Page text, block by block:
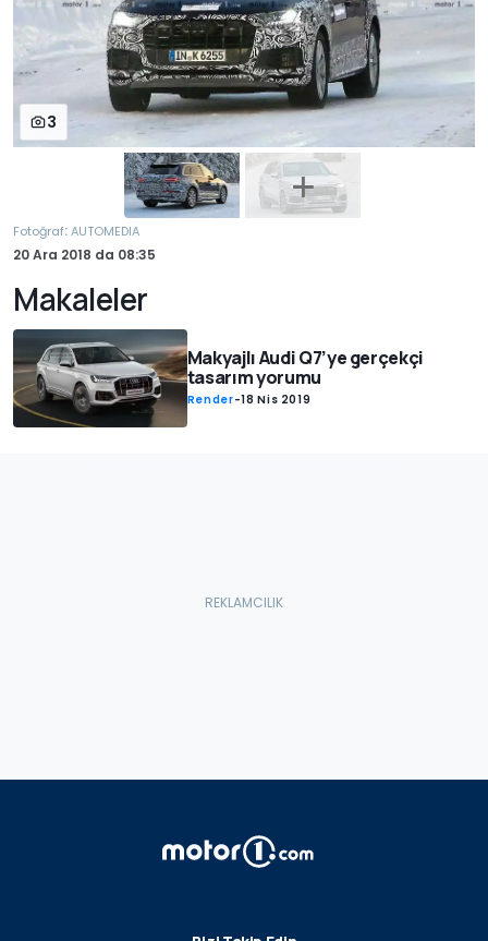
3
Fotoğraf:AUTOMEDIA
20 Ara 2018 da 08:35
Makaleler
Makyajlı Audi Q7’ye gerçekçi
tasarım yorumu
Render-18 Nis 2019